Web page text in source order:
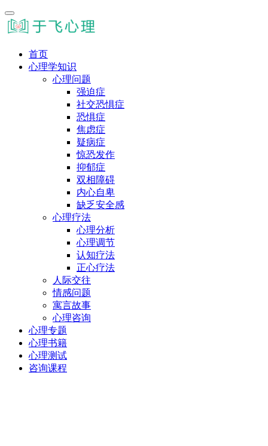
首页
心理学知识
心理问题
强迫症
社交恐惧症
恐惧症
焦虑症
疑病症
惊恐发作
抑郁症
双相障碍
内心自卑
缺乏安全感
心理疗法
心理分析
心理调节
认知疗法
正心疗法
人际交往
情感问题
寓言故事
心理咨询
心理专题
心理书籍
心理测试
咨询课程